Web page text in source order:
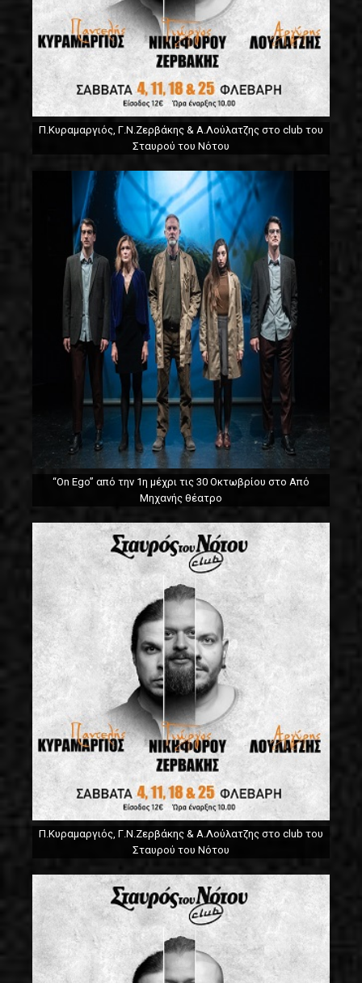
Π.Κυραμαργιός, Γ.Ν.Ζερβάκης & Α.Λούλατζης στο club του
Σταυρού του Νότου
“On Ego” από την 1η μέχρι τις 30 Οκτωβρίου στο Από
Μηχανής θέατρο
Π.Κυραμαργιός, Γ.Ν.Ζερβάκης & Α.Λούλατζης στο club του
Σταυρού του Νότου